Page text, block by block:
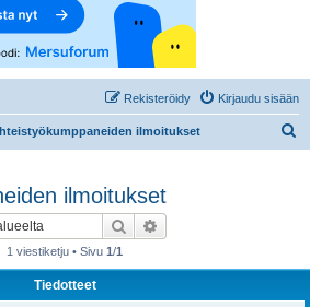
Kirjaudu sisään
Rekisteröidy
ilmoitukset
ilmoitukset
Etsi
1 viestiketju • Sivu 1/1
Tiedotteet